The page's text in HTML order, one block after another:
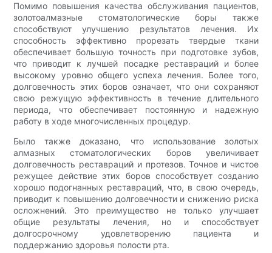
Помимо повышения качества обслуживания пациентов,
золотоалмазные стоматологические боры также
способствуют улучшению результатов лечения. Их
способность эффективно прорезать твердые ткани
обеспечивает большую точность при подготовке зубов,
что приводит к лучшей посадке реставраций и более
высокому уровню общего успеха лечения. Более того,
долговечность этих боров означает, что они сохраняют
свою режущую эффективность в течение длительного
периода, что обеспечивает постоянную и надежную
работу в ходе многочисленных процедур.
Было также доказано, что использование золотых
алмазных стоматологических боров увеличивает
долговечность реставраций и протезов. Точное и чистое
режущее действие этих боров способствует созданию
хорошо подогнанных реставраций, что, в свою очередь,
приводит к повышению долговечности и снижению риска
осложнений. Это преимущество не только улучшает
общие результаты лечения, но и способствует
долгосрочному удовлетворению пациента и
поддержанию здоровья полости рта.